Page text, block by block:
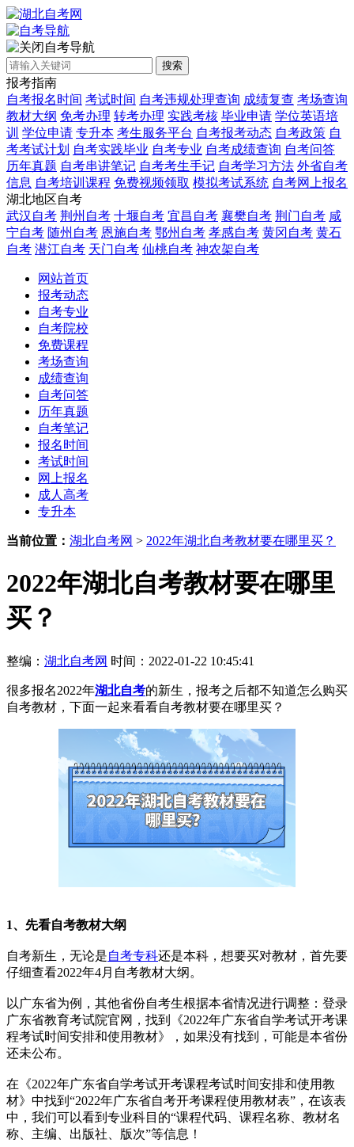
自考导航
搜索
报考指南
自考报名时间 考试时间 自考违规处理查询 成绩复查 考场查询
教材大纲 免考办理 转考办理 实践考核 毕业申请 学位英语培
训 学位申请 专升本 考生服务平台 自考报考动态 自考政策 自
考考试计划 自考实践毕业 自考专业 自考成绩查询 自考问答
历年真题 自考串讲笔记 自考考生手记 自考学习方法 外省自考
信息 自考培训课程 免费视频领取 模拟考试系统 自考网上报名
湖北地区自考
武汉自考 荆州自考 十堰自考 宜昌自考 襄樊自考 荆门自考 咸
宁自考 随州自考 恩施自考 鄂州自考 孝感自考 黄冈自考 黄石
自考 潜江自考 天门自考 仙桃自考 神农架自考
网站首页
报考动态
自考专业
自考院校
免费课程
考场查询
成绩查询
自考问答
历年真题
自考笔记
报名时间
考试时间
网上报名
成人高考
专升本
当前位置： 湖北自考网 > 2022年湖北自考教材要在哪里买？
2022年湖北自考教材要在哪里
买？
整编： 湖北自考网 时间：2022-01-22 10:45:41
很多报名2022年湖北自考的新生，报考之后都不知道怎么购买
自考教材，下面一起来看看自考教材要在哪里买？
1、先看自考教材大纲
自考新生，无论是自考专科还是本科，想要买对教材，首先要
仔细查看2022年4月自考教材大纲。
以广东省为例，其他省份自考生根据本省情况进行调整：登录
广东省教育考试院官网，找到《2022年广东省自学考试开考课
程考试时间安排和使用教材》，如果没有找到，可能是本省份
还未公布。
在《2022年广东省自学考试开考课程考试时间安排和使用教
材》中找到“2022年广东省自考开考课程使用教材表”，在该表
中，我们可以看到专业科目的“课程代码、课程名称、教材名
称、主编、出版社、版次”等信息！